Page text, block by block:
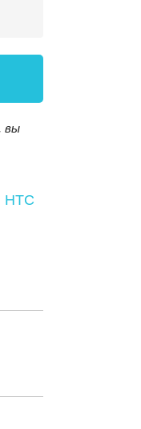
вы
HTC